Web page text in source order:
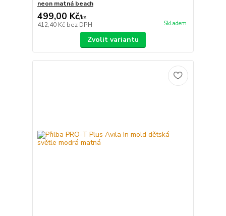
neon matná beach
499,00 Kč/ks
412,40 Kč bez DPH Skladem
Zvolit variantu